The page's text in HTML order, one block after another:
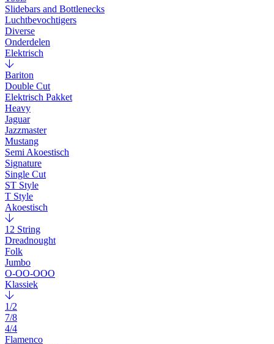
Slidebars and Bottlenecks
Luchtbevochtigers
Diverse
Onderdelen
Elektrisch
Bariton
Double Cut
Elektrisch Pakket
Heavy
Jaguar
Jazzmaster
Mustang
Semi Akoestisch
Signature
Single Cut
ST Style
T Style
Akoestisch
12 String
Dreadnought
Folk
Jumbo
O-OO-OOO
Klassiek
1/2
7/8
4/4
Flamenco